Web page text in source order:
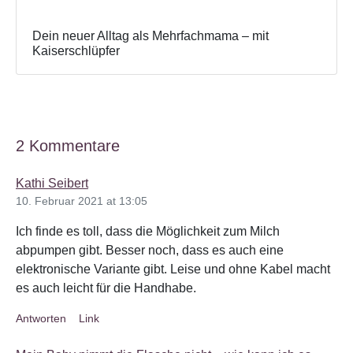
Dein neuer Alltag als Mehrfachmama – mit
Kaiserschlüpfer
2 Kommentare
Kathi Seibert
10. Februar 2021 at 13:05
Ich finde es toll, dass die Möglichkeit zum Milch
abpumpen gibt. Besser noch, dass es auch eine
elektronische Variante gibt. Leise und ohne Kabel macht
es auch leicht für die Handhabe.
Antworten Link